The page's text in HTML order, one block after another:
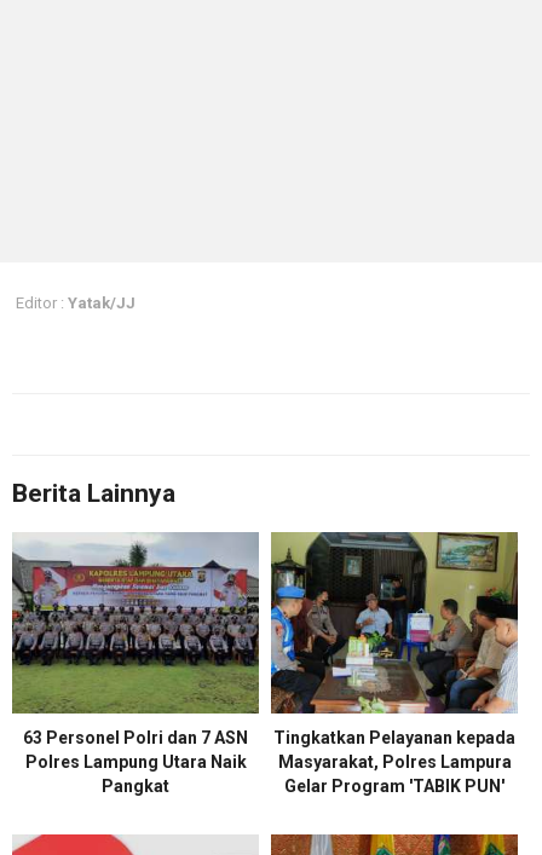
Editor : Yatak/JJ
Berita Lainnya
63 Personel Polri dan 7 ASN
Polres Lampung Utara Naik
Pangkat
Tingkatkan Pelayanan kepada
Masyarakat, Polres Lampura
Gelar Program 'TABIK PUN'